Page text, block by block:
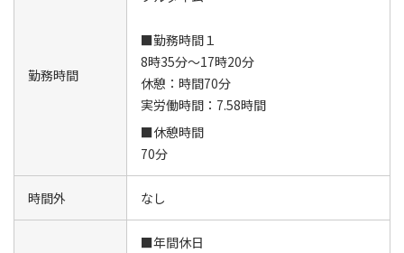
勤務時間
■勤務時間１
8時35分～17時20分
休憩：時間70分
実労働時間：7.58時間
■休憩時間
70分
時間外 なし
■年間休日